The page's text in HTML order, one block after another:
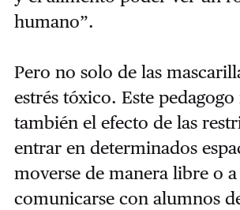
humano”.
Pero no solo de las
estrés tóxico. Este
también el efecto de las
entrar en determinados
moverse de manera libre o
comunicarse con alumnos